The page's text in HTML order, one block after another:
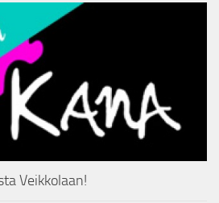
Veikkolaan!